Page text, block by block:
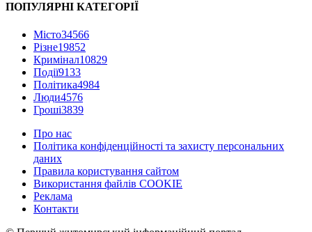
ПОПУЛЯРНІ КАТЕГОРІЇ
Місто34566
Різне19852
Кримінал10829
Події9133
Політика4984
Люди4576
Гроші3839
Про нас
Політика конфіденційності та захисту персональних
даних
Правила користування сайтом
Використання файлів COOKIE
Реклама
Контакти